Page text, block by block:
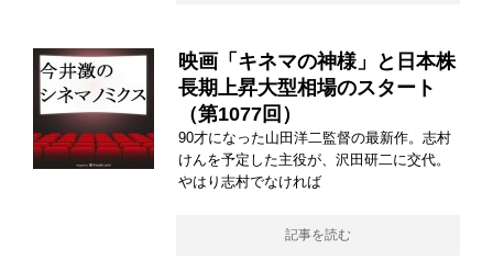
映画「キネマの神様」と日本株
長期上昇大型相場のスタート
（第1077回）
90才になった山田洋二監督の最新作。志村
けんを予定した主役が、沢田研二に交代。
やはり志村でなければ
記事を読む